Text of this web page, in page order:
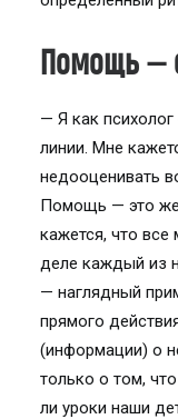
Помощь —
— Я как
линии. Мне
недооценивать
Помощь — это
кажется, что
деле каждый из
— наглядный
прямого
(информации) о
только о том,
ли уроки наши